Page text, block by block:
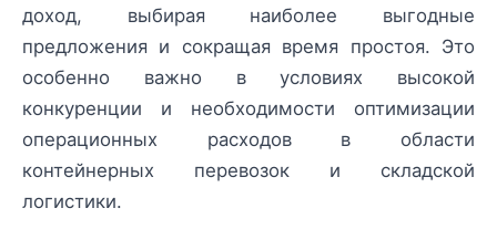
доход, выбирая наиболее выгодные
предложения и сокращая время простоя. Это
особенно важно в условиях высокой
конкуренции и необходимости оптимизации
операционных расходов в области
контейнерных перевозок и складской
логистики.